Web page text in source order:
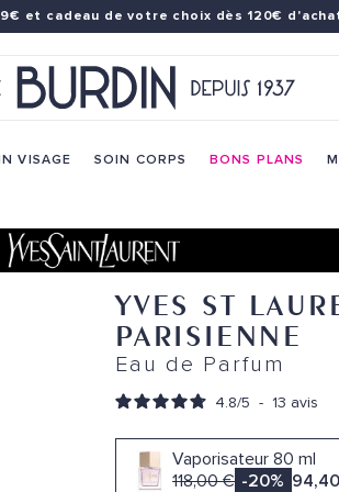
et cadeau de votre choix dès 120€
VISAGE SOIN CORPS BONS PLANS
YVES ST
PARISIENNE
Eau de Parfum
4.8/5 - 13 avis
Vaporisateur 80 ml
118,00 € -20%